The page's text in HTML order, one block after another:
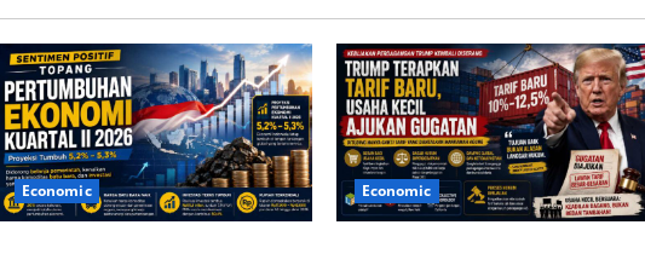
Economic Economic